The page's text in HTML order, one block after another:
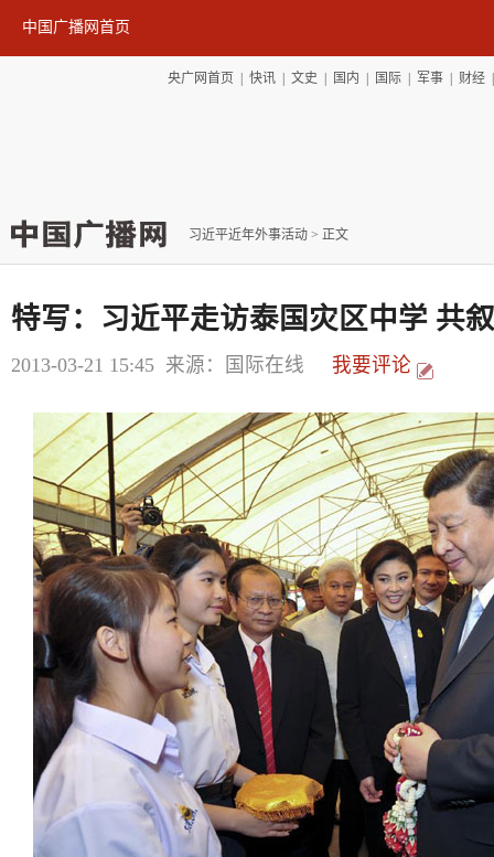
中国广播网首页
央广网首页 快讯| 文史 国内 国际| 军事| 财经
习近平近年外事活动 > 正文
特写：习近平走访泰国灾区中学 共
2013-03-21 15:45 来源：国际在线 我要评论